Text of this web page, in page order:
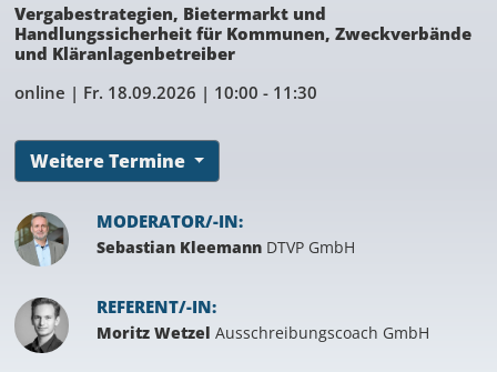
Vergabestrategien, Bietermarkt und
Handlungssicherheit für Kommunen, Zweckverbände
und Kläranlagenbetreiber
online | Fr. 18.09.2026 | 10:00 - 11:30
Weitere Termine
MODERATOR/-IN:
Sebastian Kleemann DTVP GmbH
REFERENT/-IN:
Moritz Wetzel Ausschreibungscoach GmbH